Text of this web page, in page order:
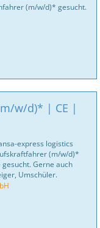
(m/w/d)* gesucht.
w/d)* | CE |
express logistics
(m/w/d)*
Gerne auch
Umschüler.